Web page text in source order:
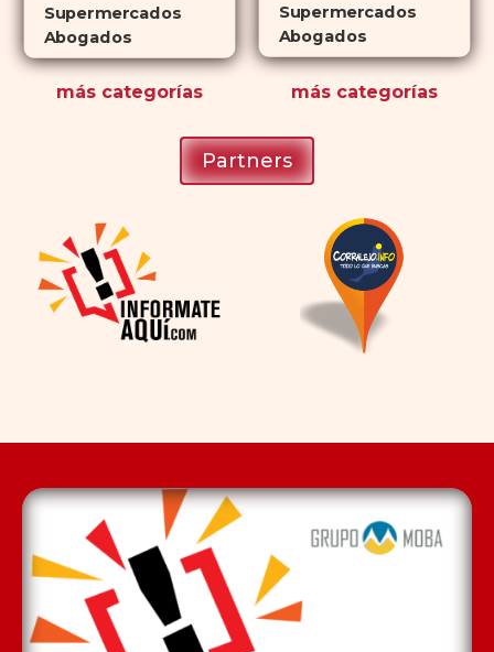
Supermercados
Abogados
más categorías
Supermercados
Abogados
máscategorías
Partners